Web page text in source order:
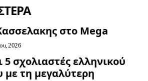
στο Mega
2026
5 σχολιαστές ελληνικού
τη μεγαλύτερη